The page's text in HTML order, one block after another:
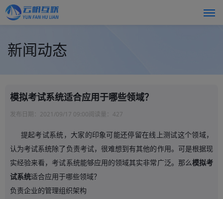
新闻动态
模拟考试系统适合应用于哪些领域？
发布日期： 2021/09/17 09:00阅读量： 427
提起考试系统，大家的印象可能还停留在线上测试这个领域，
认为考试系统除了负责考试，很难想到有其他的作用。可是根据现
实经验来看，考试系统能够应用的领域其实非常广泛。那么模拟考
试系统适合应用于哪些领域？
负责企业的管理组织架构